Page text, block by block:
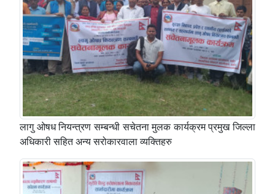
लागु ओषध नियन्त्रण सम्बन्धी सचेतना मुलक कार्यक्रम प्रमुख जिल्ला
अधिकारी सहित अन्य सरोकारवाला व्यक्तिहरु